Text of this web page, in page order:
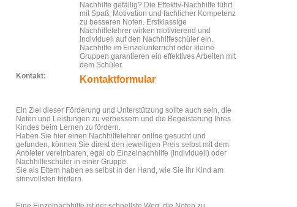
Nachhilfe gefällig? Die Effektiv-Nachhilfe führt
mit Spaß, Motivation und fachlicher Kompetenz
zu besseren Noten. Erstklassige
Nachhilfelehrer wirken motivierend und
individuell auf den Nachhilfeschüler ein.
Nachhilfe im Einzelunterricht oder kleine
Gruppen garantieren ein effektives Arbeiten mit
dem Schüler.
Kontakt:
Kontaktformular
Ein Ziel dieser Förderung und Unterstützung sollte auch sein, die
Noten und Leistungen zu verbessern und die Begeisterung Ihres
Kindes beim Lernen zu fördern.
Haben Sie hier einen Nachhilfelehrer online gesucht und
gefunden, können Sie direkt den jeweiligen Preis selbst mit dem
Anbieter vereinbaren, egal ob Einzelnachhilfe (individuell) oder
Nachhilfeschüler in einer Gruppe.
Sie als Eltern haben es selbst in der Hand, wie Sie ihr Kind am
sinnvollsten fördern.